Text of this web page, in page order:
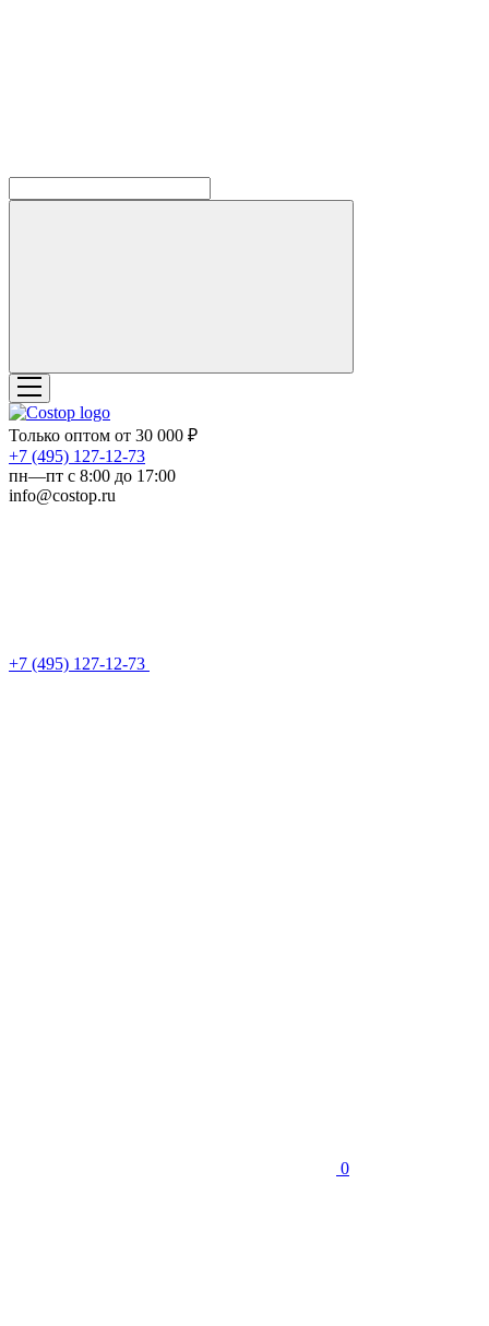
Только оптом от 30 000 ₽
‎+7 (495) 127-12-73
пн—пт с 8:00 до 17:00
info@costop.ru
‎+7 (495) 127-12-73
0